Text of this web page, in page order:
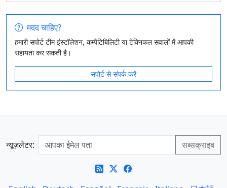
मदद चाहिए?
हमारी सपोर्ट टीम इंस्टॉलेशन, कम्पैटिबिलिटी या टेक्निकल सवालों में आपकी
सहायता कर सकती है।
सपोर्ट से संपर्क करें
न्यूज़लेटर: